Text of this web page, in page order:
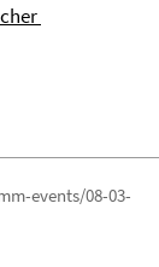
events/08-03-